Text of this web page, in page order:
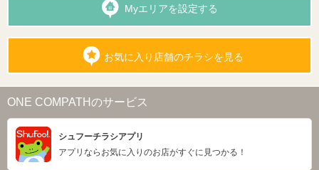
Myエリアを設定する
お気に入り店舗のチラシを見る
ONE COMPATHのサービス
シュフーチラシアプリ
アプリならお気に入りのお店がすぐに見つかる！